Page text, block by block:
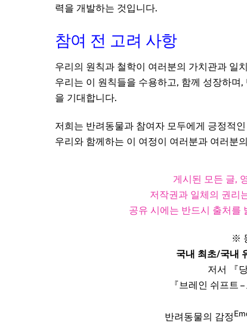
력을 개발하는 것입니다.
참여 전 고려 사항
우리의 원칙과 철학이 여러분의 가치관과 일
우리는 이 원칙들을 수용하고, 함께 성장하
을 기대합니다.
저희는 반려동물과 참여자 모두에게 긍정적
우리와 함께하는 이 여정이 여러분과 여러분
게시된 모든 글,
저작권과 일체의 권리
공유 시에는 반드시 출처를
※
국내 최초/국내
저서 『
『브레인 쉬프트
반려동물의 감정